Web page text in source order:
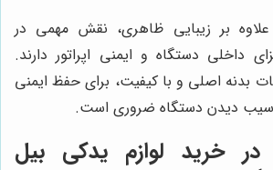
بر زیبایی ظاهری، نقش مهمی در
داخلی دستگاه و ایمنی اپراتور دارند.
بدنه اصلی و با کیفیت، برای حفظ ایمنی
دیدن دستگاه ضروری است.
خرید لوازم یدکی بیل